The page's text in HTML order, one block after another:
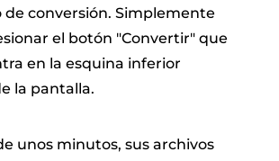
de conversión. Simplemente
el botón "Convertir" que
en la esquina inferior
la pantalla.
unos minutos, sus archivos